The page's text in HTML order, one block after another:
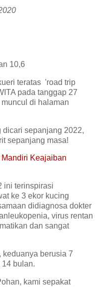
10,6
teratas 'road trip
pada tanggap 27
di halaman
sepanjang 2022,
sepanjang masa!
Keajaiban
ini terinspirasi
ke 3 ekor kucing
didiagnosa dokter
virus rentan
dan sangat
keduanya berusia 7
bulan.
kami sepakat